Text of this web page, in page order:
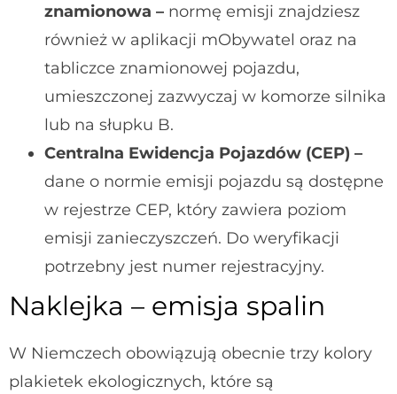
znamionowa – normę emisji znajdziesz
również w aplikacji mObywatel oraz na
tabliczce znamionowej pojazdu,
umieszczonej zazwyczaj w komorze silnika
lub na słupku B.
Centralna Ewidencja Pojazdów (CEP) –
dane o normie emisji pojazdu są dostępne
w rejestrze CEP, który zawiera poziom
emisji zanieczyszczeń. Do weryfikacji
potrzebny jest numer rejestracyjny.
Naklejka – emisja spalin
W Niemczech obowiązują obecnie trzy kolory
plakietek ekologicznych, które są